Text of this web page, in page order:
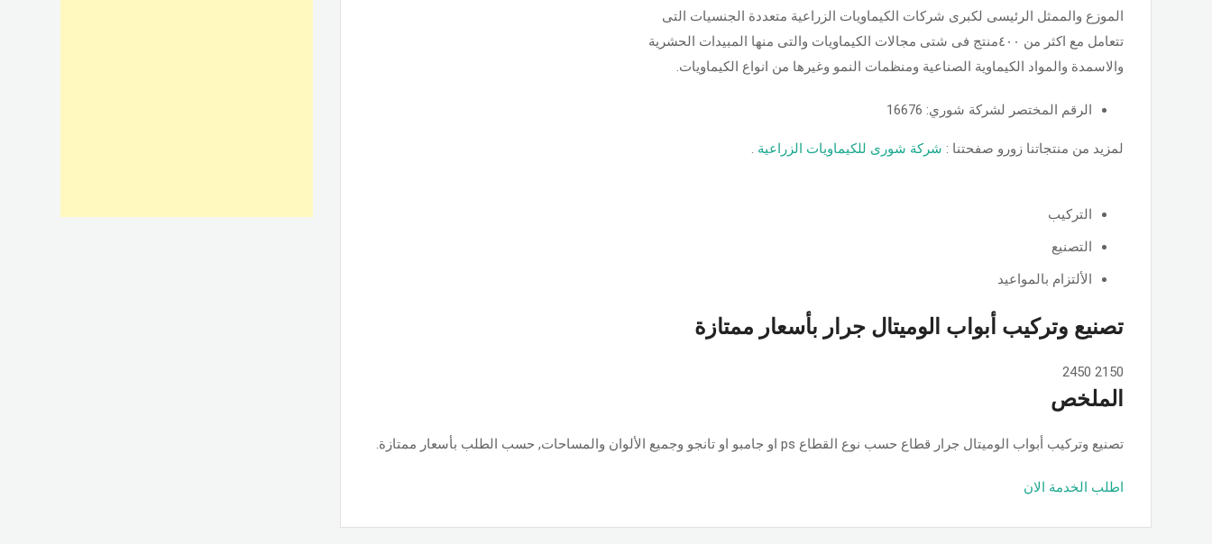
الموزع والممثل الرئيسى لكبرى شركات الكيماويات الزراعية متعددة الجنسيات التى
تتعامل مع اكثر من ٤٠٠منتج فى شتى مجالات الكيماويات والتى منها المبيدات الحشرية
والاسمدة والمواد الكيماوية الصناعية ومنظمات النمو وغيرها من انواع الكيماويات.
الرقم المختصر لشركة شوري: 16676
لمزيد من منتجاتنا زورو صفحتنا : شركة شورى للكيماويات الزراعية .
التركيب
التصنيع
الألتزام بالمواعيد
تصنيع وتركيب أبواب الوميتال جرار بأسعار ممتازة
2150
2450
الملخص
تصنيع وتركيب أبواب الوميتال جرار قطاع حسب نوع القطاع ps او جامبو او تانجو وجميع الألوان والمساحات, حسب الطلب بأسعار ممتازة.
اطلب الخدمة الان